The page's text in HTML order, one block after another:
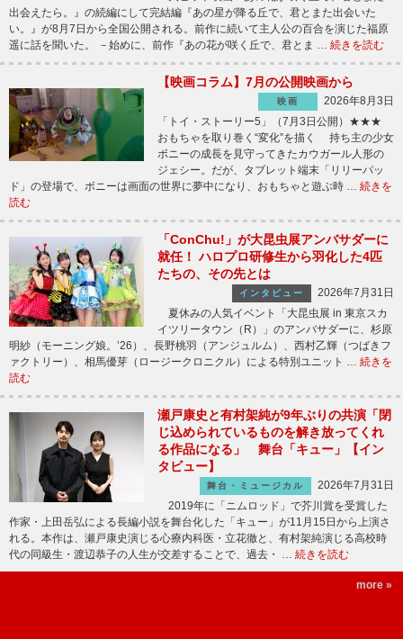
出会えたら。』の続編にして完結編『あの星が降る丘で、君とまた出会いた
い。』が8月7日から全国公開される。前作に続いて主人公の百合を演じた福原
遥に話を聞いた。 －始めに、前作『あの花が咲く丘で、君とま … 続きを読む
【映画コラム】7月の公開映画から
映画
2026年8月3日
「トイ・ストーリー5」（7月3日公開）★★★
おもちゃを取り巻く“変化”を描く 持ち主の少女
ボニーの成長を見守ってきたカウガール人形の
ジェシー。だが、タブレット端末「リリーパッ
ド」の登場で、ボニーは画面の世界に夢中になり、おもちゃと遊ぶ時 … 続きを
読む
「ConChu!」が大昆虫展アンバサダーに
就任！ ハロプロ研修生から羽化した4匹
たちの、その先とは
インタビュー
2026年7月31日
夏休みの人気イベント「大昆虫展 in 東京スカ
イツリータウン（R）」のアンバサダーに、杉原
明紗（モーニング娘。’26）、長野桃羽（アンジュルム）、西村乙輝（つばきフ
ァクトリー）、相馬優芽（ロージークロニクル）による特別ユニット … 続きを
読む
瀬戸康史と有村架純が9年ぶりの共演「閉
じ込められているものを解き放ってくれ
る作品になる」 舞台「キュー」【イン
タビュー】
舞台・ミュージカル
2026年7月31日
2019年に「ニムロッド」で芥川賞を受賞した
作家・上田岳弘による長編小説を舞台化した「キュー」が11月15日から上演さ
れる。本作は、瀬戸康史演じる心療内科医・立花徹と、有村架純演じる高校時
代の同級生・渡辺恭子の人生が交差することで、過去・ … 続きを読む
more »